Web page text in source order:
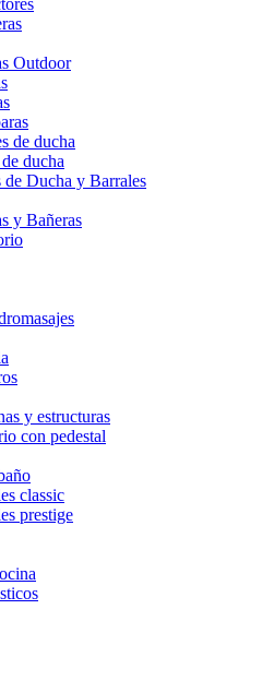
Outdoor
de ducha
ducha
de Ducha y Barrales
y Bañeras
y estructuras
con pedestal
classic
prestige